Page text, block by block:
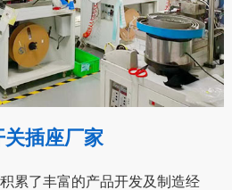
插座厂家
累了丰富的产品开发及制造经